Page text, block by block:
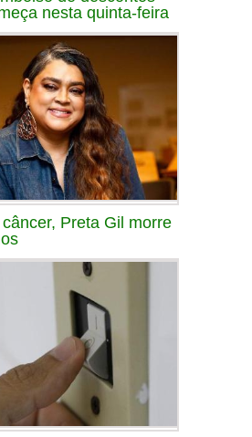
nesta quinta-feira
Preta Gil morre